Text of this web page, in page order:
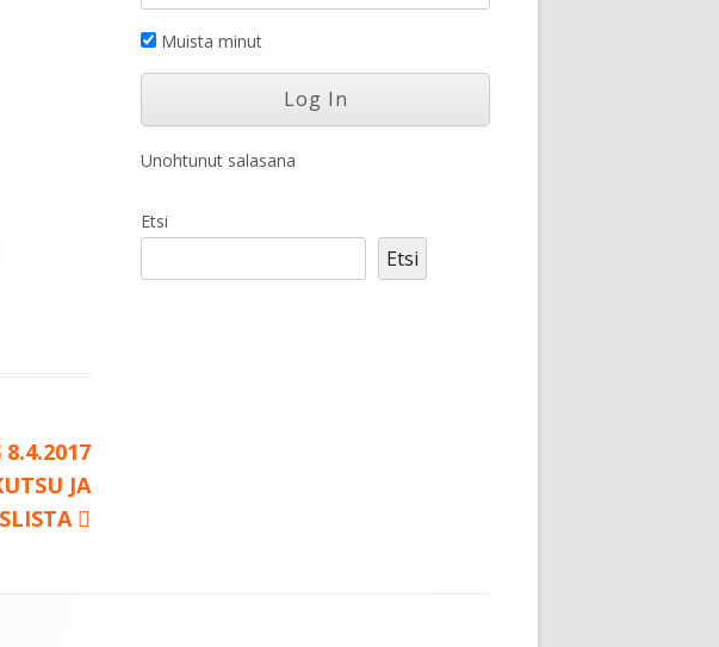
8.4.2017
JA
Muista minut
Unohtunut salasana
Etsi
Etsi